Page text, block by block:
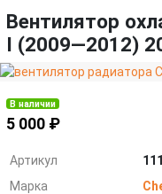
Вентилятор
I (2009—2012)
В наличии
5 000 ₽
Артикул
Марка